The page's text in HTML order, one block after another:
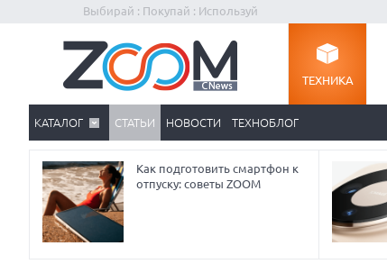
Выбирай : Покупай : Используй
ТЕХНИКА
КАТАЛОГ СТАТЬИ НОВОСТИ ТЕХНОБЛОГ
Как подготовить смартфон к
отпуску: советы ZOOM